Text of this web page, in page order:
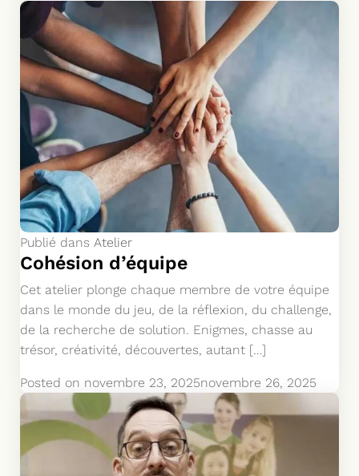
Publié dans Atelier
Cohésion d’équipe
Cet atelier plonge chaque membre de votre équipe
dans le monde du jeu, de la réflexion, du challenge,
de la recherche de solution. Enigmes, chasse au
trésor, créativité, découvertes, autant […]
Posted on novembre 23, 2025novembre 26, 2025